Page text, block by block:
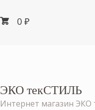
0₽
ЭКО текСТИЛЬ
Интернет магазин